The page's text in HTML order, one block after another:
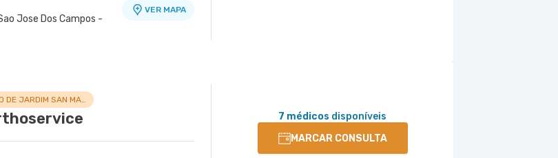
Jose Dos Campos -
VER MAPA
7 médicos disponíveis
MARCAR CONSULTA